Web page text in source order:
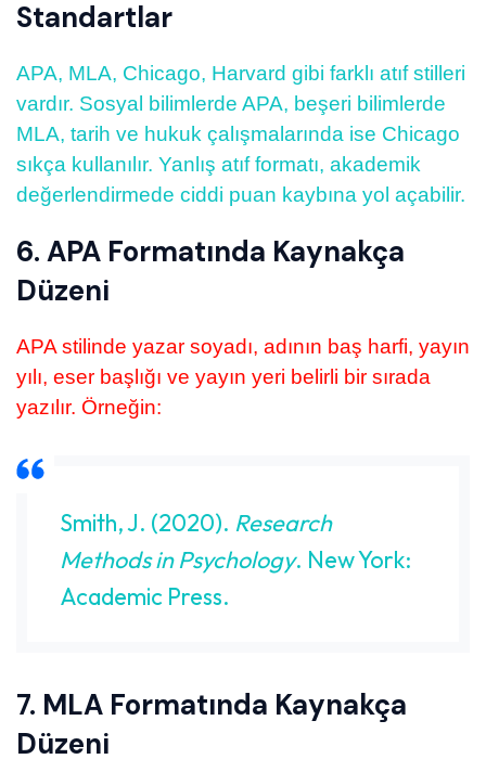
Standartlar
APA, MLA, Chicago, Harvard gibi farklı atıf stilleri
vardır. Sosyal bilimlerde APA, beşeri bilimlerde
MLA, tarih ve hukuk çalışmalarında ise Chicago
sıkça kullanılır. Yanlış atıf formatı, akademik
değerlendirmede ciddi puan kaybına yol açabilir.
6. APA Formatında Kaynakça
Düzeni
APA stilinde yazar soyadı, adının baş harfi, yayın
yılı, eser başlığı ve yayın yeri belirli bir sırada
yazılır. Örneğin:
Smith, J. (2020). Research
Methods in Psychology. New York:
Academic Press.
7. MLA Formatında Kaynakça
Düzeni